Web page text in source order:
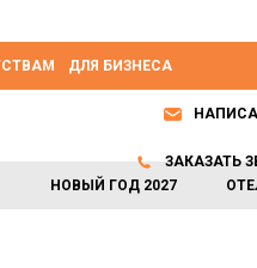
ДЛЯ БИЗНЕСА
НОВЫЙ ГОД 2027
ЗАКАЗАТЬ